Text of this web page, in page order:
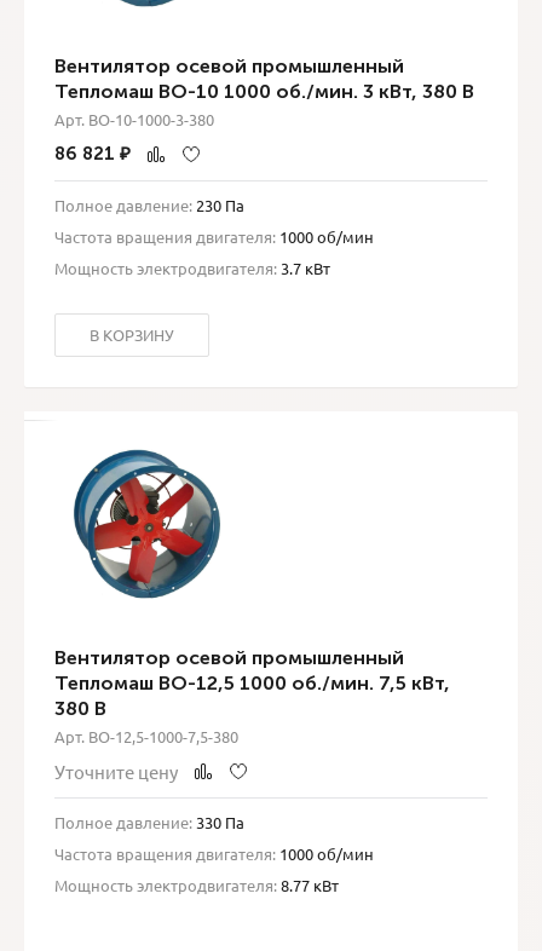
Вентилятор осевой промышленный
Тепломаш ВО-10 1000 об./мин. 3 кВт, 380 В
Арт. ВО-10-1000-3-380
86 821 ₽
Полное давление: 230 Па
Частота вращения двигателя: 1000 об/мин
Мощность электродвигателя: 3.7 кВт
В КОРЗИНУ
Вентилятор осевой промышленный
Тепломаш ВО-12,5 1000 об./мин. 7,5 кВт,
380 В
Арт. ВО-12,5-1000-7,5-380
Уточните цену
Полное давление: 330 Па
Частота вращения двигателя: 1000 об/мин
Мощность электродвигателя:8.77 кВт